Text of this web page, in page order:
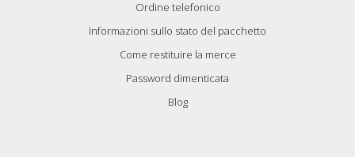
Ordine telefonico
Informazioni sullo stato del pacchetto
Come restituire la merce
Password dimenticata
Blog